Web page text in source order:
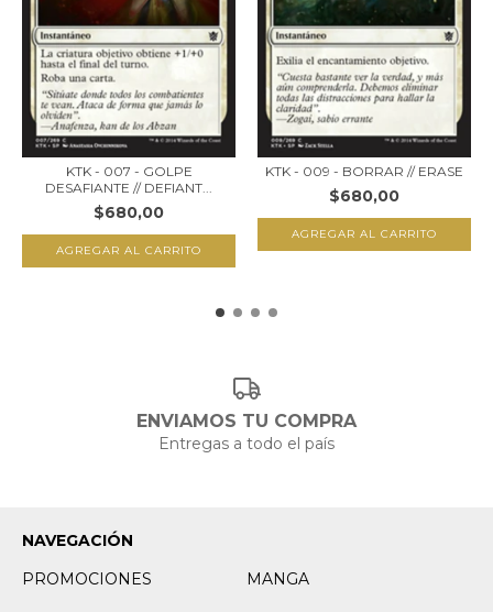
KTK - 007 - GOLPE
DESAFIANTE // DEFIANT...
$680,00
KTK - 009 - BORRAR // ERASE
$680,00
ENVIAMOS TU COMPRA
Entregas a todo el país
NAVEGACIÓN
PROMOCIONES
MANGA